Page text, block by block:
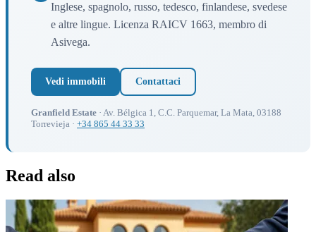
Inglese, spagnolo, russo, tedesco, finlandese, svedese
e altre lingue. Licenza RAICV 1663, membro di
Asivega.
Vedi immobili Contattaci
Granfield Estate · Av. Bélgica 1, C.C. Parquemar, La Mata, 03188
Torrevieja · +34 865 44 33 33
Read also